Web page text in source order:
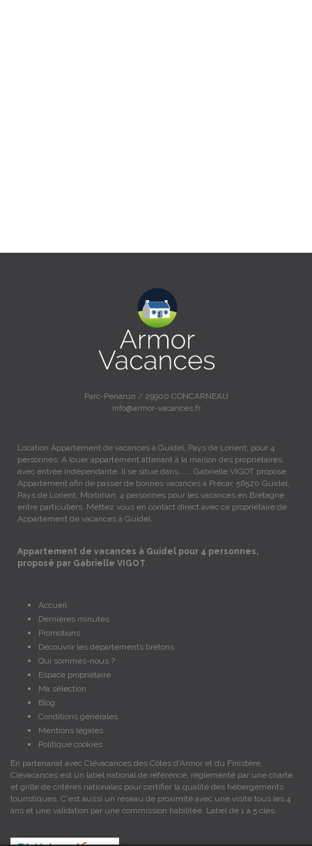
Parc-Penarun / 29900 CONCARNEAU
info@armor-vacances.fr
Location Appartement de vacances à Guidel, Pays de Lorient, pour 4
personnes. A louer appartement attenant à la maison des propriétaires,
avec entrée indépendante. Il se situe dans….... Gabrielle VIGOT propose
Appartement afin de passer de bonnes vacances à Précar, 56520 Guidel,
Pays de Lorient, Morbihan, 4 personnes pour les vacances en Bretagne
entre particuliers. Mettez vous en contact direct avec ce propriétaire de
Appartement de vacances à Guidel.
Appartement de vacances à Guidel pour 4 personnes,
proposé par Gabrielle VIGOT
Accueil
Dernières minutes
Promotions
Découvrir les départements bretons
Qui sommes-nous ?
Espace propriétaire
Ma sélection
Blog
Conditions générales
Mentions légales
Politique cookies
En partenariat avec Clévacances des Côtes d'Armor et du Finistère,
Clévacances est un label national de référence, réglementé par une charte
et grille de critères nationales pour certifier la qualité des hébergements
touristiques. C'est aussi un réseau de proximité avec une visite tous les 4
ans et une validation par une commission habilitée. Label de 1 à 5 clés.